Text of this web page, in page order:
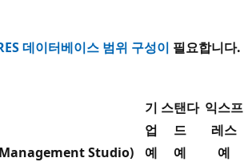
데이터베이스 범위 구성이 필요합니다.
기
업
스탠다
드
익스프
레스
Management Studio)
예 예
예